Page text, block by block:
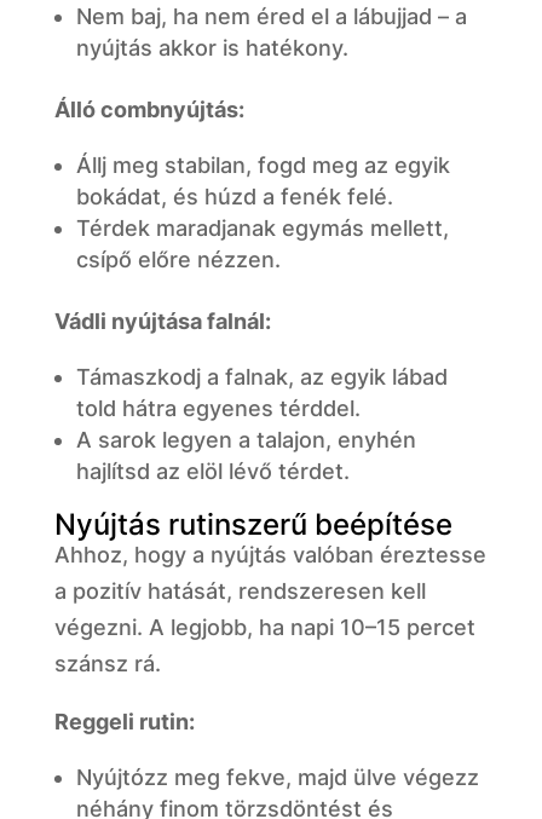
Nem baj, ha nem éred el a lábujjad – a
nyújtás akkor is hatékony.
Álló combnyújtás:
Állj meg stabilan, fogd meg az egyik
bokádat, és húzd a fenék felé.
Térdek maradjanak egymás mellett,
csípő előre nézzen.
Vádli nyújtása falnál:
Támaszkodj a falnak, az egyik lábad
told hátra egyenes térddel.
A sarok legyen a talajon, enyhén
hajlítsd az elöl lévő térdet.
Nyújtás rutinszerű beépítése
Ahhoz, hogy a nyújtás valóban éreztesse
a pozitív hatását, rendszeresen kell
végezni. A legjobb, ha napi 10–15 percet
szánsz rá.
Reggeli rutin:
Nyújtózz meg fekve, majd ülve végezz
néhány finom törzsdöntést és